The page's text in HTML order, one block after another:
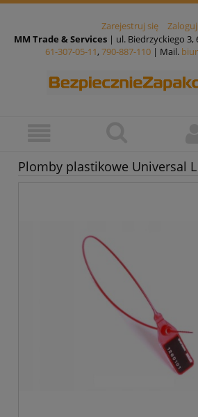
Zarejestruj się
MM Trade & Services | ul. Biedrzyckiego 3,
61-307-05-11, 790-887-110 | Mail.
Plomby plastikowe Universal